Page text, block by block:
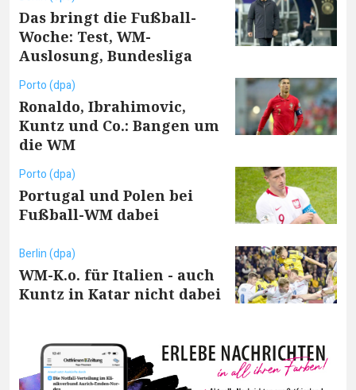
Das bringt die Fußball-
Woche: Test, WM-
Auslosung, Bundesliga
Porto (dpa)
Ronaldo, Ibrahimovic,
Kuntz und Co.: Bangen um
die WM
Porto (dpa)
Portugal und Polen bei
Fußball-WM dabei
Berlin (dpa)
WM-K.o. für Italien - auch
Kuntz in Katar nicht dabei